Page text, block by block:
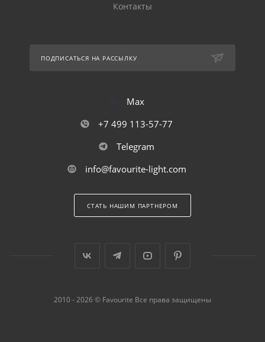
Контакты
ПОДПИСАТЬСЯ НА РАССЫЛКУ
Max
+7 499 113-57-77
Telegram
info@favourite-light.com
СТАТЬ НАШИМ ПАРТНЕРОМ
2010 - 2026 © Favourite Все права защищены